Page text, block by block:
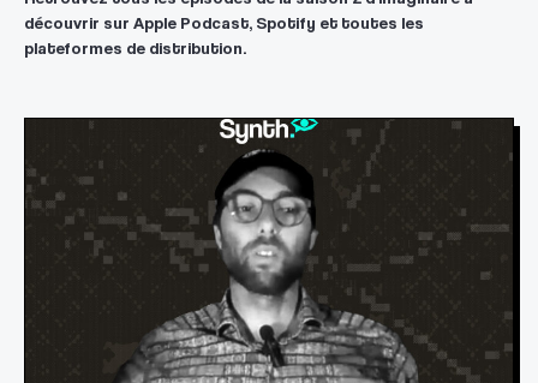
découvrir sur Apple Podcast, Spotify et toutes les
plateformes de distribution.